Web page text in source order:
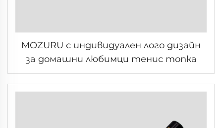
MOZURU с индивидуален лого дизайн
за домашни любимци тенис топка